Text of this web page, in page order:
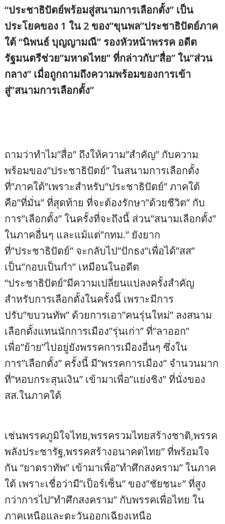
“ประชาธิปัตย์พร้อมสู่สนามการเลือกตั้ง” เป็น
ประโยคของ 1 ใน 2 ของ”ขุนพล”ประชาธิปัตย์ภาค
ใต้ “นิพนธ์ บุญญามณี” รองหัวหน้าพรรค อดีต
รัฐมนตรีช่วย”มหาดไทย” ที่กล่าวกับ”สื่อ” ใน”ส่วน
กลาง” เมื่อถูกถามถึงความพร้อมของการเข้า
สู่”สนามการเลือกตั้ง”
ถามว่าทำไม”สื่อ” ถึงให้ความ”สำคัญ” กับความ
พร้อมของ”ประชาธิปัตย์” ในสนามการเลือกตั้ง
ที่”ภาคใต้”เพราะสำหรับ”ประชาธิปัตย์” ภาคใต้
คือ”ที่มั่น” ที่สุดท้าย ที่จะต้องรักษา”ด้วยชีวิต” กับ
การ”เลือกตั้ง” ในครั้งที่จะถึงนี้ ส่วน”สนามเลือกตั้ง”
ในภาคอื่นๆ และแม้แต่”กทม.” ยังยาก
ที่”ประชาธิปัตย์” จะกลับไป”ปักธง”เพื่อได้”สส”
เป็น”กอบเป็นกำ” เหมือนในอดีต
“ประชาธิปัตย์”มีความเปลี่ยนแปลงครั้งสำคัญ
สำหรับการเลือกตั้งในครั้งนี้ เพราะมีการ
ปรับ”ขบวนทัพ” ด้วยการเอา”คนรุ่นใหม่” ลงสนาม
เลือกตั้งแทนนักการเมือง”รุ่นเก่า” ที่”ลาออก”
เพื่อ”ย้าย”ไปอยู่ยังพรรคการเมืองอื่นๆ ซึ่งใน
การ”เลือกตั้ง” ครั้งนี้ มี”พรรคการเมือง” จำนวนมาก
ที่”หอบกระสุนเงิน” เข้ามาเพื่อ”แย่งชิง” ที่นั่งของ
สส.ในภาคใต้
เช่นพรรคภูมิใจไทย,พรรครวมไทยสร้างชาติ,พรรค
พลังประชารัฐ,พรรคสร้างอนาคตไทย” ที่พร้อมใจ
กัน “ยาตราทัพ” เข้ามาเพื่อ”ทำศึกสงคราม” ในภาค
ใต้ เพราะเชื่อว่ามี”เป็อร์เซ็น” ของ”ชัยชนะ” ที่สูง
กว่าการไป”ทำศึกสงคราม” กับพรรคเพื่อไทย ใน
ภาคเหนือและตะวันออกเฉียงเหนือ